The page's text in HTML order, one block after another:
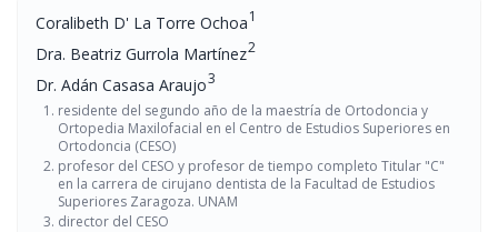
Coralibeth D' La Torre Ochoa1
Dra. Beatriz Gurrola Martínez2
Dr. Adán Casasa Araujo3
residente del segundo año de la maestría de Ortodoncia y
Ortopedia Maxilofacial en el Centro de Estudios Superiores en
Ortodoncia (CESO)
profesor del CESO y profesor de tiempo completo Titular "C"
en la carrera de cirujano dentista de la Facultad de Estudios
Superiores Zaragoza. UNAM
director del CESO